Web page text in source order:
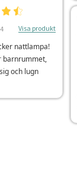
Visa produkt
nattlampa!
barnrummet,
och lugn